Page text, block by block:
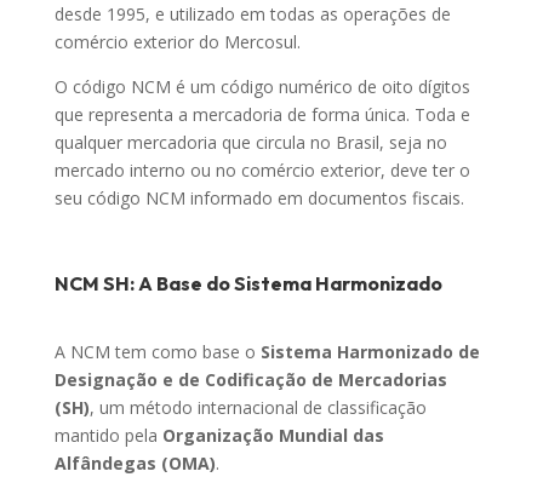
desde 1995, e utilizado em todas as operações de
comércio exterior do Mercosul.
O código NCM é um código numérico de oito dígitos
que representa a mercadoria de forma única. Toda e
qualquer mercadoria que circula no Brasil, seja no
mercado interno ou no comércio exterior, deve ter o
seu código NCM informado em documentos fiscais.
NCM SH: A Base do Sistema Harmonizado
A NCM tem como base o Sistema Harmonizado de
Designação e de Codificação de Mercadorias
(SH), um método internacional de classificação
mantido pela Organização Mundial das
Alfândegas (OMA).